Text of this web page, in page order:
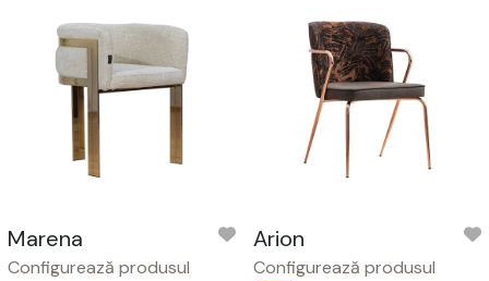
Marena
Configurează produsul
Arion
Configurează produsul